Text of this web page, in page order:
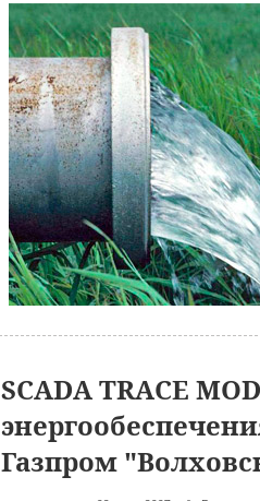
SCADA TRACE
Газпром